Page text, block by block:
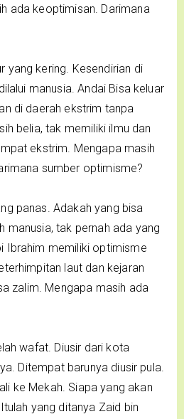
ada keoptimisan. Darimana
yang kering. Kesendirian di
manusia. Andai Bisa keluar
di daerah ekstrim tanpa
belia, tak memiliki ilmu dan
ekstrim. Mengapa masih
sumber optimisme?
panas. Adakah yang bisa
manusia, tak pernah ada yang
Ibrahim memiliki optimisme
laut dan kejaran
zalim. Mengapa masih ada
wafat. Diusir dari kota
Ditempat barunya diusir pula.
ke Mekah. Siapa yang akan
yang ditanya Zaid bin